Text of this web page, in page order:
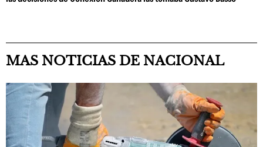
MAS NOTICIAS DE NACIONAL